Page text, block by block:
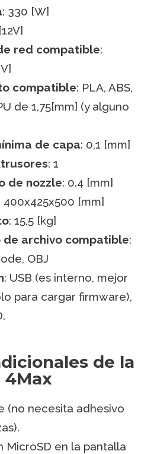
: 330 [W]
red compatible:
compatible: PLA, ABS,
de 1,75[mm] (y alguno
de capa: 0,1 [mm]
: 1
de nozzle: 0.4 [mm]
400x425x500 [mm]
: 15,5 [kg]
de archivo compatible:
OBJ
: USB (es interno, mejor
para cargar firmware),
de la
(no necesita adhesivo
MicroSD en la pantalla